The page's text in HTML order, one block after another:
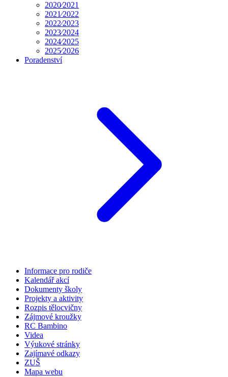
2020⁄2021
2021⁄2022
2022⁄2023
2023⁄2024
2024⁄2025
2025⁄2026
Poradenství
Informace pro rodiče
Kalendář akcí
Dokumenty školy
Projekty a aktivity
Rozpis tělocvičny
Zájmové kroužky
RC Bambino
Videa
Výukové stránky
Zajímavé odkazy
ZUŠ
Mapa webu